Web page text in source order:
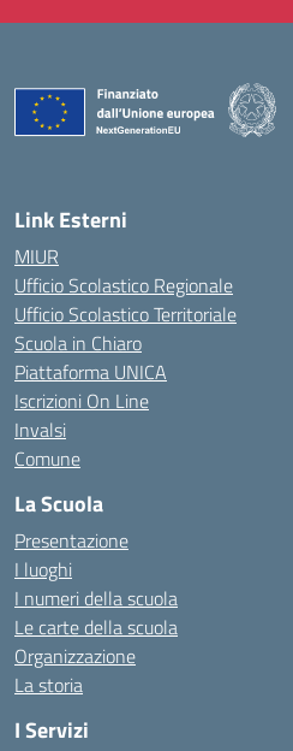
Link Esterni
MIUR
Ufficio Scolastico Regionale
Ufficio Scolastico Territoriale
Scuola in Chiaro
Piattaforma UNICA
Iscrizioni On Line
Invalsi
Comune
La Scuola
Presentazione
I luoghi
I numeri della scuola
Le carte della scuola
Organizzazione
La storia
I Servizi